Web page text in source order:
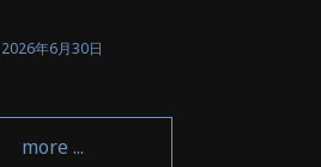
2026年6月30日
more ...